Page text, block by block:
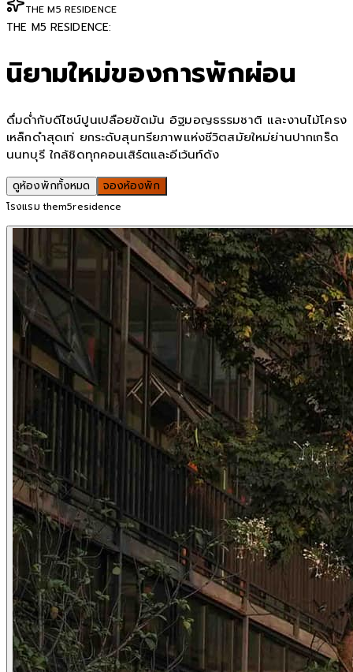
THE M5 RESIDENCE
THE M5 RESIDENCE:
นิยามใหม่ของการพักผ่อน
ดื่มด่ำกับดีไซน์ปูนเปลือยขัดมัน อิฐมอญธรรมชาติ และงานไม้โครง
เหล็กดำสุดเท่ ยกระดับสุนทรียภาพแห่งชีวิตสมัยใหม่ย่านปากเกร็ด
นนทบุรี ใกล้ชิดทุกคอนเสิร์ตและอีเว้นท์ดัง
ดูห้องพักทั้งหมด จองห้องพัก
โรงแรม them5residence